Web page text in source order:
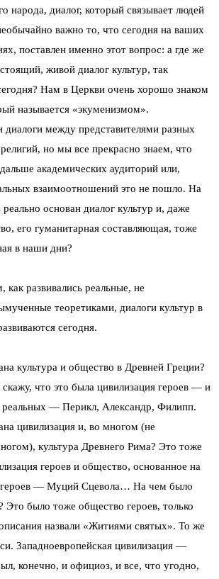
народа, диалог, который связывает людей
важно то, что сегодня на ваших
поставлен именно этот вопрос: а где же
живой диалог культур, так
Нам в Церкви очень хорошо знаком
называется «экуменизмом».
диалоги между представителями разных
но мы все прекрасно знаем, что
академических аудиторий или,
взаимоотношений это не пошло. На
основан диалог культур и, даже
его гуманитарная составляющая, тоже
в наши дни?
как развивались реальные, не
теоретиками, диалоги культур в
сегодня.
культура и общество в Древней Греции?
что это была цивилизация героев — и
реальных — Перикл, Александр, Филипп.
цивилизация и, во многом (не
культура Древнего Рима? Это тоже
героев и общество, основанное на
героев — Муций Сцевола… На чем было
Это было тоже общество героев, только
назвали «Житиями святых». То же
Западноевропейская цивилизация —
конечно, и официоз, и все, что угодно,